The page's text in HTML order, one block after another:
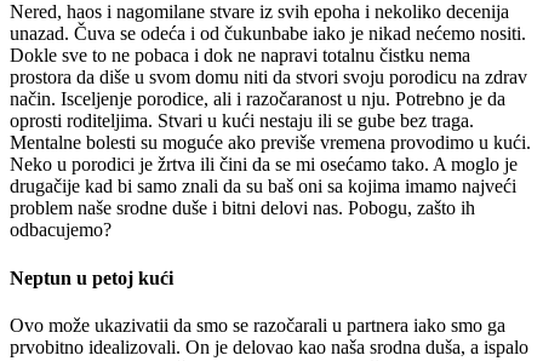
Nered, haos i nagomilane stvare iz svih epoha i nekoliko decenija
unazad. Čuva se odeća i od čukunbabe iako je nikad nećemo nositi.
Dokle sve to ne pobaca i dok ne napravi totalnu čistku nema
prostora da diše u svom domu niti da stvori svoju porodicu na zdrav
način. Isceljenje porodice, ali i razočaranost u nju. Potrebno je da
oprosti roditeljima. Stvari u kući nestaju ili se gube bez traga.
Mentalne bolesti su moguće ako previše vremena provodimo u kući.
Neko u porodici je žrtva ili čini da se mi osećamo tako. A moglo je
drugačije kad bi samo znali da su baš oni sa kojima imamo najveći
problem naše srodne duše i bitni delovi nas. Pobogu, zašto ih
odbacujemo?
Neptun u petoj kući
Ovo može ukazivatii da smo se razočarali u partnera iako smo ga
prvobitno idealizovali. On je delovao kao naša srodna duša, a ispalo